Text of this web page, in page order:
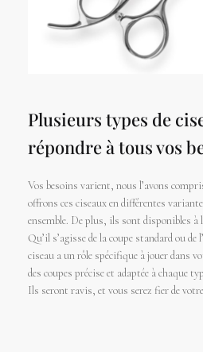
Plusieurs types de
répondre à tous vos
Vos besoins varient, nous l’avons
offrons ces ciseaux en différentes
ensemble. De plus, ils sont disponibles à
Qu’il s’agisse de la coupe standard ou de
ciseau a un rôle spécifique à jouer dans
des coupes précise et adaptée à chaque
Ils seront ravis, et vous serez fier de